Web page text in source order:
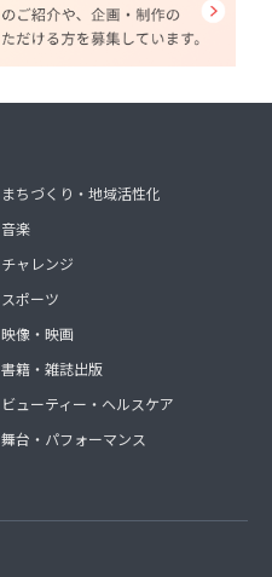
まちづくり・地域活性化
音楽
チャレンジ
スポーツ
映像・映画
書籍・雑誌出版
ビューティー・ヘルスケア
舞台・パフォーマンス